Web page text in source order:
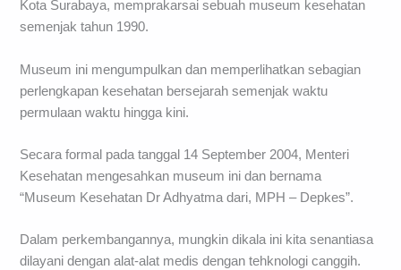
Kota Surabaya, memprakarsai sebuah museum kesehatan
semenjak tahun 1990.
Museum ini mengumpulkan dan memperlihatkan sebagian
perlengkapan kesehatan bersejarah semenjak waktu
permulaan waktu hingga kini.
Secara formal pada tanggal 14 September 2004, Menteri
Kesehatan mengesahkan museum ini dan bernama
“Museum Kesehatan Dr Adhyatma dari, MPH – Depkes”.
Dalam perkembangannya, mungkin dikala ini kita senantiasa
dilayani dengan alat-alat medis dengan tehknologi canggih.